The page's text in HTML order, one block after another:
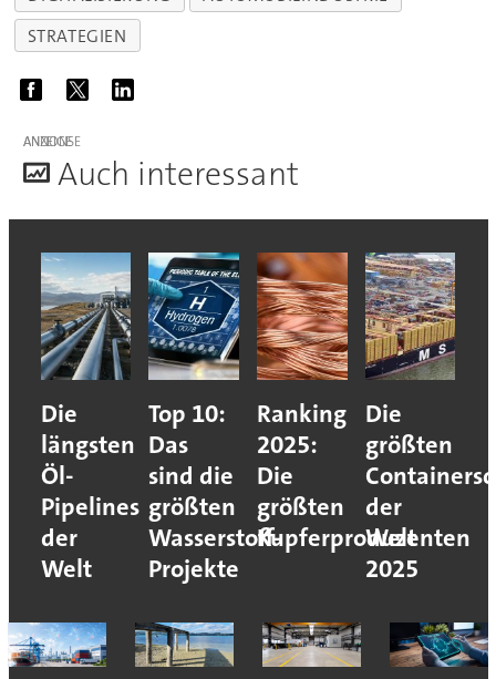
STRATEGIEN
ANZEIGE
Auch interessant
Die
längsten
Öl-
Pipelines
der
Welt
Top 10:
Das
sind die
größten
Wasserstoff-
Projekte
Ranking
2025:
Die
größten
Kupferproduzenten
Die
größten
der
Welt
2025